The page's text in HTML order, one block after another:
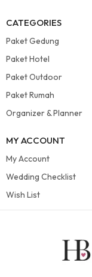
CATEGORIES
Paket Gedung
Paket Hotel
Paket Outdoor
Paket Rumah
Organizer & Planner
MY ACCOUNT
My Account
Wedding Checklist
Wish List